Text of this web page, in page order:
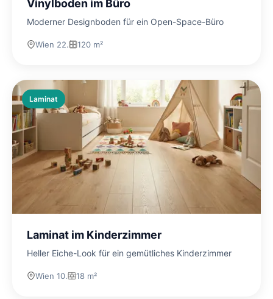
Vinylboden im Büro
Moderner Designboden für ein Open-Space-Büro
Wien 22. 120 m²
Laminat
Laminat im Kinderzimmer
Heller Eiche-Look für ein gemütliches Kinderzimmer
Wien 10. 18 m²